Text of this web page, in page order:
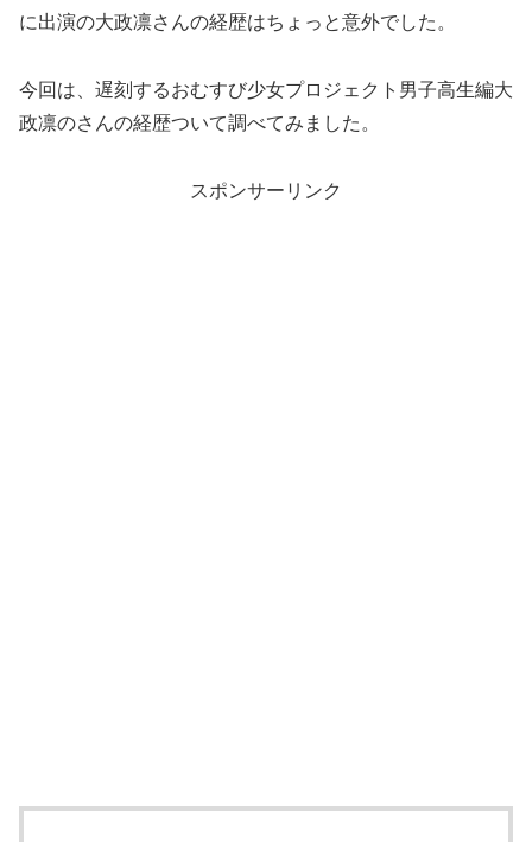
に出演の大政凛さんの経歴はちょっと意外でした。
今回は、遅刻するおむすび少女プロジェクト男子高生編大
政凛のさんの経歴ついて調べてみました。
スポンサーリンク